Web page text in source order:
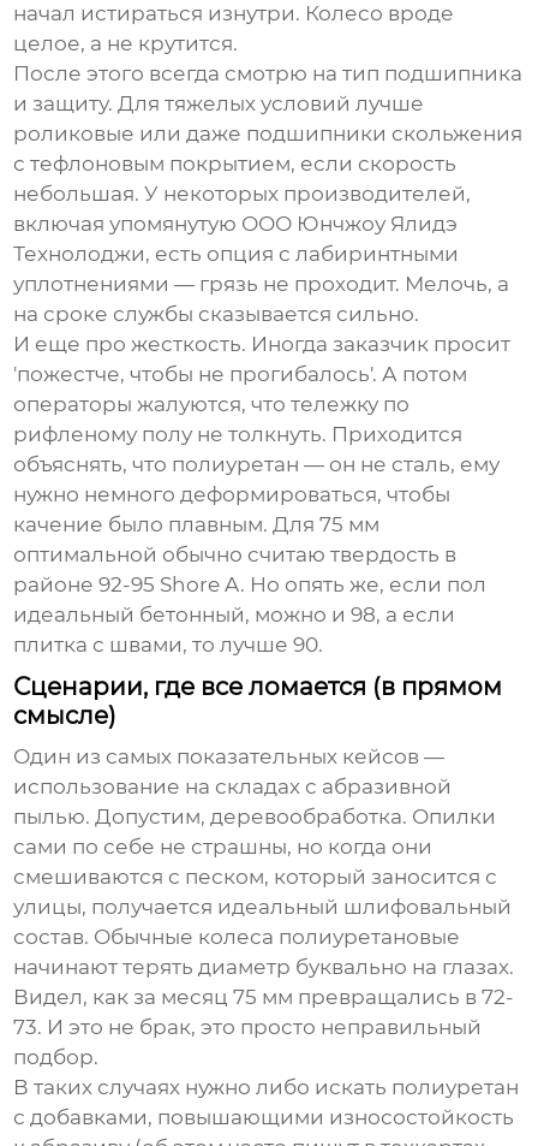
начал истираться изнутри. Колесо вроде
целое, а не крутится.
После этого всегда смотрю на тип подшипника
и защиту. Для тяжелых условий лучше
роликовые или даже подшипники скольжения
с тефлоновым покрытием, если скорость
небольшая. У некоторых производителей,
включая упомянутую ООО Юнчжоу Ялидэ
Технолоджи, есть опция с лабиринтными
уплотнениями — грязь не проходит. Мелочь, а
на сроке службы сказывается сильно.
И еще про жесткость. Иногда заказчик просит
'пожестче, чтобы не прогибалось'. А потом
операторы жалуются, что тележку по
рифленому полу не толкнуть. Приходится
объяснять, что полиуретан — он не сталь, ему
нужно немного деформироваться, чтобы
качение было плавным. Для 75 мм
оптимальной обычно считаю твердость в
районе 92-95 Shore A. Но опять же, если пол
идеальный бетонный, можно и 98, а если
плитка с швами, то лучше 90.
Сценарии, где все ломается (в прямом
смысле)
Один из самых показательных кейсов —
использование на складах с абразивной
пылью. Допустим, деревообработка. Опилки
сами по себе не страшны, но когда они
смешиваются с песком, который заносится с
улицы, получается идеальный шлифовальный
состав. Обычные колеса полиуретановые
начинают терять диаметр буквально на глазах.
Видел, как за месяц 75 мм превращались в 72-
73. И это не брак, это просто неправильный
подбор.
В таких случаях нужно либо искать полиуретан
с добавками, повышающими износостойкость